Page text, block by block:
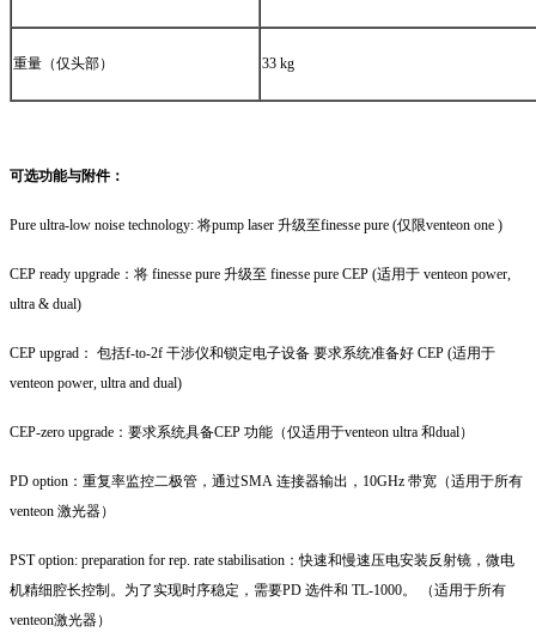
重量（仅头部） 33 kg
可选功能与附件：
Pure ultra-low noise technology: 将pump laser 升级至finesse pure (仅限venteon one )
CEP ready upgrade：将 finesse pure 升级至 finesse pure CEP (适用于 venteon power,
ultra & dual)
CEP upgrad： 包括f-to-2f 干涉仪和锁定电子设备 要求系统准备好 CEP (适用于
venteon power, ultra and dual)
CEP-zero upgrade：要求系统具备CEP 功能（仅适用于venteon ultra 和dual）
PD option：重复率监控二极管，通过SMA 连接器输出，10GHz 带宽（适用于所有
venteon 激光器）
PST option: preparation for rep. rate stabilisation：快速和慢速压电安装反射镜，微电
机精细腔长控制。为了实现时序稳定，需要PD 选件和 TL-1000。 （适用于所有
venteon激光器）